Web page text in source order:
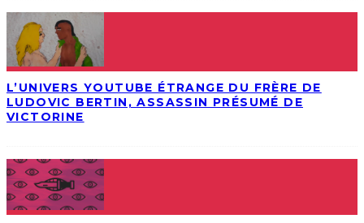
L’UNIVERS YOUTUBE ÉTRANGE DU FRÈRE DE
LUDOVIC BERTIN, ASSASSIN PRÉSUMÉ DE
VICTORINE